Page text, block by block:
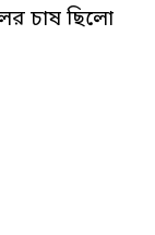
চাষ ছিলো